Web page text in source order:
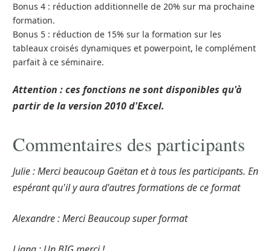
Bonus 4 : réduction additionnelle de 20% sur ma prochaine
formation.
Bonus 5 : réduction de 15% sur la formation sur les
tableaux croisés dynamiques et powerpoint, le complément
parfait à ce séminaire.
Attention : ces fonctions ne sont disponibles qu'à
partir de la version 2010 d'Excel.
Commentaires des participants
Julie : Merci beaucoup Gaëtan et à tous les participants. En
espérant qu'il y aura d'autres formations de ce format
Alexandre : Merci Beaucoup super format